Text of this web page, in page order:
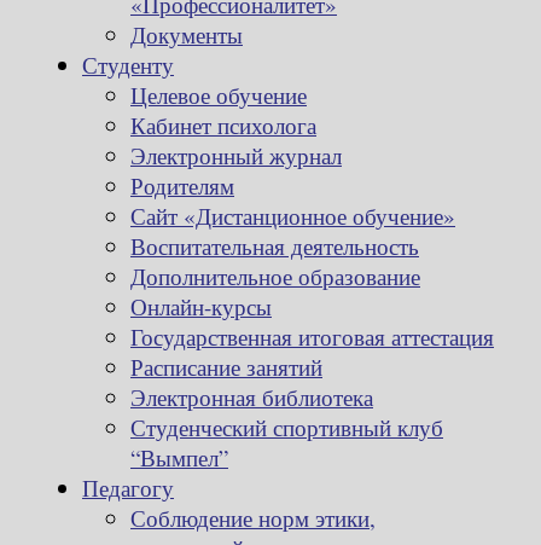
Документы
Студенту
Целевое обучение
Кабинет психолога
Электронный журнал
Родителям
Сайт «Дистанционное обучение»
Воспитательная деятельность
Дополнительное образование
Онлайн-курсы
Государственная итоговая аттестация
Расписание занятий
Электронная библиотека
Студенческий спортивный клуб
“Вымпел”
Педагогу
Соблюдение норм этики,